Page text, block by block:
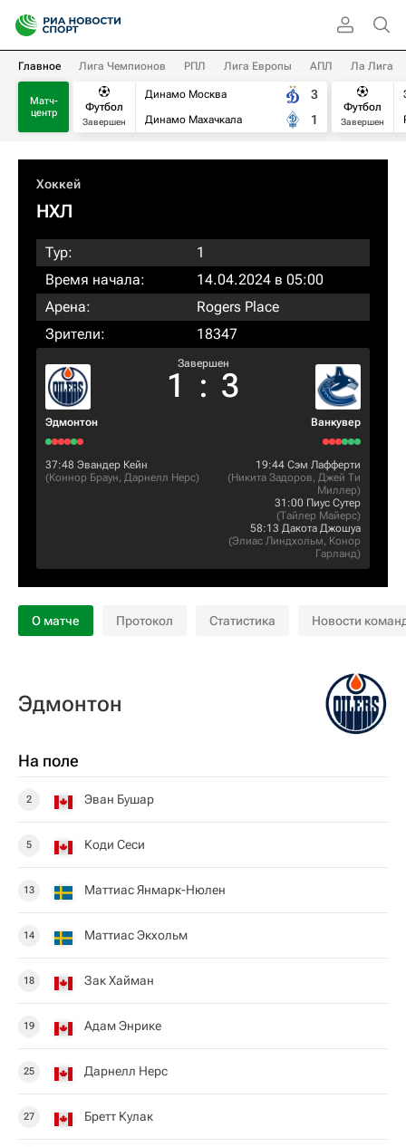
Главное Лига Чемпионов РПЛ Лига Европы АПЛ Ла Лига
Матч-
центр
Футбол
Завершен
Динамо Москва
Динамо Махачкала
3
1
Футбол
Завершен
Хоккей
НХЛ
Тур:
1
Время начала:
14.04.2024 в 05:00
Арена:
Rogers Place
Зрители:
18347
Эдмонтон
Завершен
1 : 3
Ванкувер
37:48 Эвандер Кейн
(Коннор Браун, Дарнелл Нерс)
19:44 Сэм Лафферти
(Никита Задоров, Джей Ти
Миллер)
31:00 Пиус Сутер
(Тайлер Майерс)
58:13 Дакота Джошуа
(Элиас Линдхольм, Конор
Гарланд)
О матче Протокол Статистика Новости
Эдмонтон
На поле
2 Эван Бушар
5 Коди Сеси
13 Маттиас Янмарк-Нюлен
14 Маттиас Экхольм
18 Зак Хайман
19 Адам Энрике
25 Дарнелл Нерс
27 Бретт Кулак